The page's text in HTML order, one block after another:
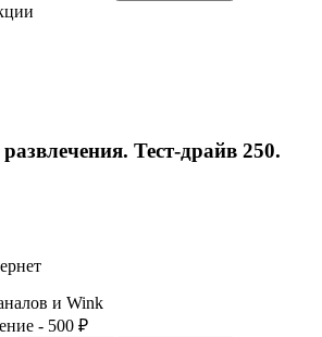
Тест-драйв 250.
и Wink
- 500 ₽